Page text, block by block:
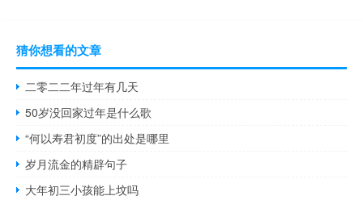
猜你想看的文章
二零二二年过年有几天
50岁没回家过年是什么歌
“何以寿君初度”的出处是哪里
岁月流金的精辟句子
大年初三小孩能上坟吗